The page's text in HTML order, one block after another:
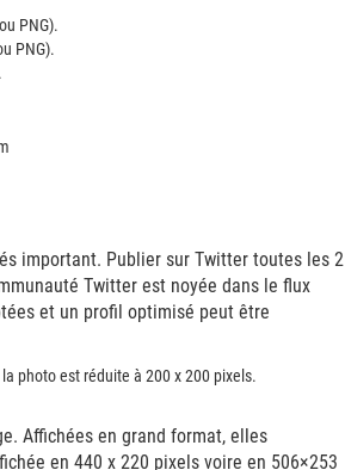
PNG).
PNG).
important. Publier sur Twitter toutes les 2
Twitter est noyée dans le flux
et un profil optimisé peut être
photo est réduite à 200 x 200 pixels.
Affichées en grand format, elles
en 440 x 220 pixels voire en 506×253